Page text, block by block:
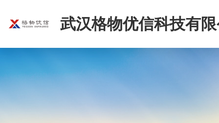
武汉格物优信科技有